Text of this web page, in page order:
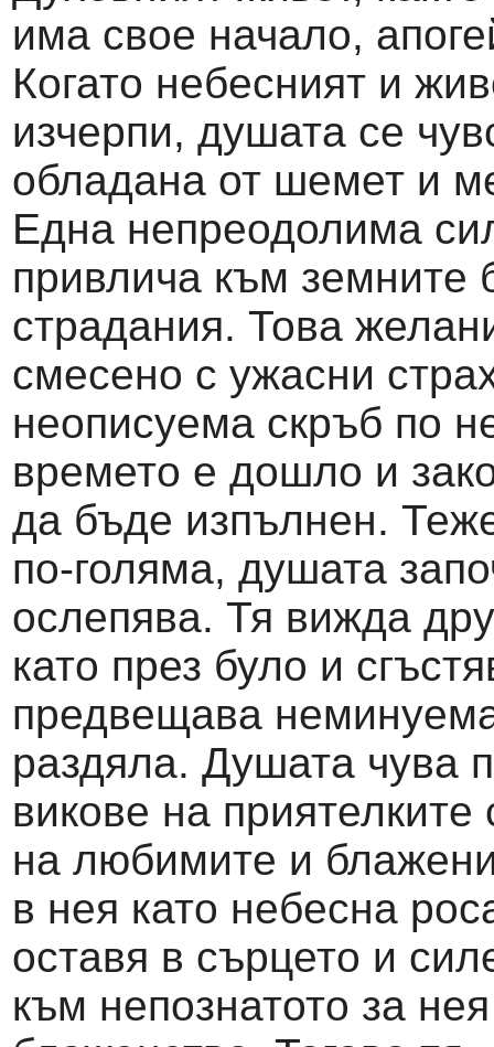
има свое начало,
Когато небесният и
изчерпи, душата се
обладана от шемет и
Една непреодолима
привлича към земните
страдания. Това
смесено с ужасни
неописуема скръб по
времето е дошло и
да бъде изпълнен.
по-голяма, душата
ослепява. Тя вижда
като през було и
предвещава
раздяла. Душата чува
викове на
на любимите и
в нея като небесна
оставя в сърцето и
към непознатото за нея